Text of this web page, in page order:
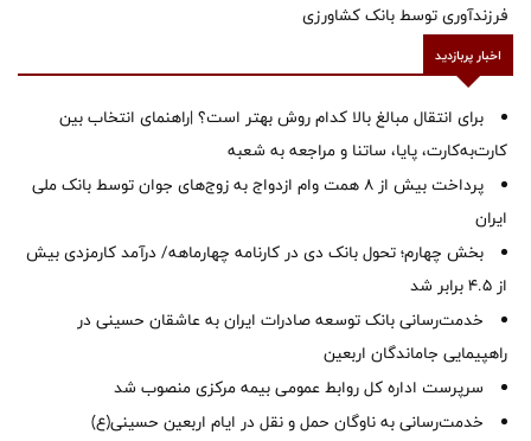
فرزندآوری توسط بانک کشاورزی
اخبار پربازدید
برای انتقال مبالغ بالا کدام روش بهتر است؟ |راهنمای انتخاب بین
کارت‌به‌کارت، پایا، ساتنا و مراجعه به شعبه
پرداخت بیش از ۸ همت وام ازدواج به زوج‌های جوان توسط بانک ملی
ایران
بخش چهارم؛ تحول بانک دی در کارنامه چهارماهه/ درآمد کارمزدی بیش
از ۴.۵ برابر شد
خدمت‌رسانی بانک توسعه صادرات ایران به عاشقان حسینی در
راهپیمایی جاماندگان اربعین
سرپرست اداره کل روابط عمومی بیمه مرکزی منصوب شد
خدمت‌رسانی به ناوگان حمل و نقل در ایام اربعین حسینی(ع)